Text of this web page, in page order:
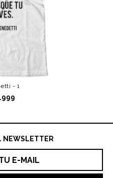
- 1
NEWSLETTER